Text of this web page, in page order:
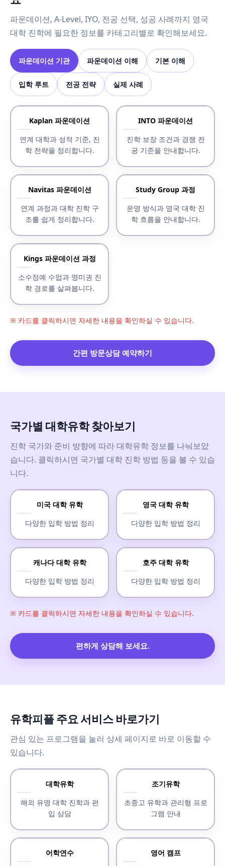
파운데이션, A-Level, IYO, 전공 선택, 성공 사례까지 영국
대학 진학에 필요한 정보를 카테고리별로 확인해보세요.
파운데이션 기관 파운데이션 이해 기본 이해
입학 루트 전공 전략 실제 사례
Kaplan 파운데이션
연계 대학과 성적 기준, 진
학 전략을 정리합니다.
INTO 파운데이션
진학 보장 조건과 경쟁 전
공 기준을 안내합니다.
Navitas 파운데이션
연계 과정과 대학 진학 구
조를 쉽게 정리합니다.
Study Group 과정
운영 방식과 영국 대학 진
학 흐름을 안내합니다.
Kings 파운데이션 과정
소수정예 수업과 영미권 진
학 경로를 살펴봅니다.
※ 카드를 클릭하시면 자세한 내용을 확인하실 수 있습니다.
간편 방문상담 예약하기
국가별 대학유학 찾아보기
진학 국가와 준비 방향에 따라 대학유학 정보를 나눠보았
습니다. 클릭하시면 국가별 대학 진학 방법 등을 볼 수 있습
니다.
미국 대학 유학
다양한 입학 방법 정리
영국 대학 유학
다양한 입학 방법 정리
캐나다 대학 유학
다양한 입학 방법 정리
호주 대학 유학
다양한 입학 방법 정리
※ 카드를 클릭하시면 자세한 내용을 확인하실 수 있습니다.
편하게 상담해 보세요.
유학피플 주요 서비스 바로가기
관심 있는 프로그램을 눌러 상세 페이지로 바로 이동할 수
있습니다.
대학유학
해외 유명 대학 진학과 편
입 상담
조기유학
초중고 유학과 관리형 프로
그램 안내
어학연수
영어 캠프